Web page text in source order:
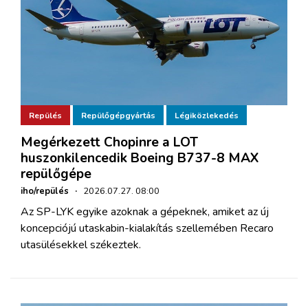
Repülés Repülőgépgyártás Légiközlekedés
Megérkezett Chopinre a LOT
huszonkilencedik Boeing B737-8 MAX
repülőgépe
iho/repülés · 2026.07.27. 08:00
Az SP-LYK egyike azoknak a gépeknek, amiket az új
koncepciójú utaskabin-kialakítás szellemében Recaro
utasülésekkel székeztek.